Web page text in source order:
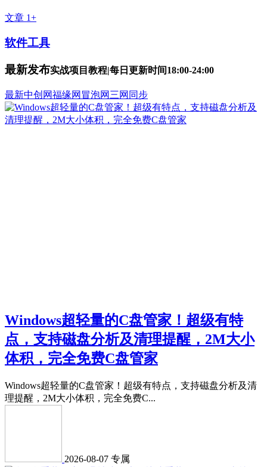
文章 1+
软件工具
最新发布实战项目教程|每日更新时间18:00-24:00
最新中创网福缘网 冒泡网 三网同步
Windows超轻量的C盘管家！超级有特
点，支持磁盘分析及清理提醒，2M大小
体积，完全免费C盘管家
Windows超轻量的C盘管家！超级有特点，支持磁盘分析及清
理提醒，2M大小体积，完全免费C...
2026-08-07 专属